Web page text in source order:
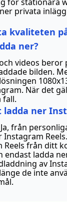
privata
kvaliteten
ner?
videos beror
bilden.
När det
fall.
ner
från
Reels från ditt
endast ladda
av
de inte